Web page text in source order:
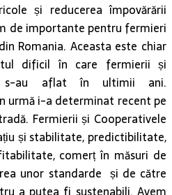
și reducerea împovărării
de importante pentru fermieri
Romania. Aceasta este chiar
dificil în care fermierii și
s-au aflat în ultimii ani.
urmă i-a determinat recent pe
Fermierii și Cooperativele
și stabilitate, predictibilitate,
comerț în măsuri de
unor standarde și de către